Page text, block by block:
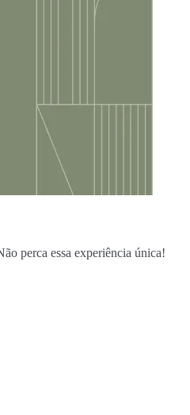
perca essa experiência única!